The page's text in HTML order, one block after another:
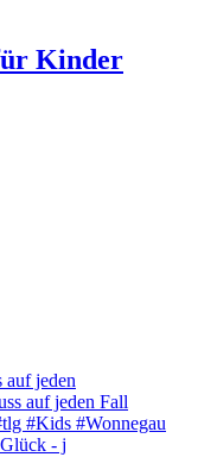
Kinder
auf jeden
- j